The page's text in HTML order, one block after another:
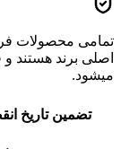
تمامی محصولات
اصلی برند هستند و
میشود.
تضمین تاریخ